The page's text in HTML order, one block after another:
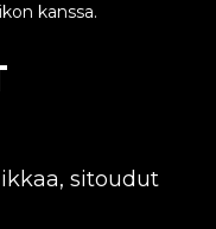
kanssa.
sitoudut